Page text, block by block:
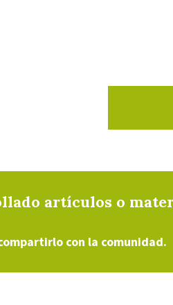
artículos o
con la comunidad.